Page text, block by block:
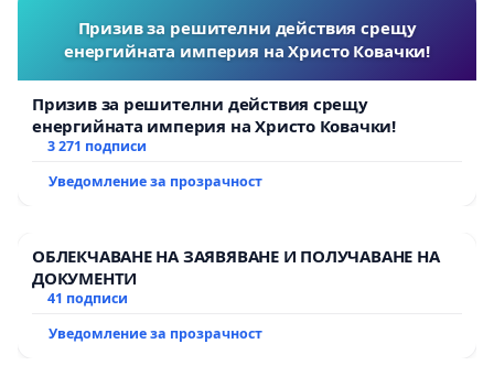
Призив за решителни действия срещу
енергийната империя на Христо Ковачки!
Призив за решителни действия срещу
енергийната империя на Христо Ковачки!
3 271 подписи
Уведомление за прозрачност
ОБЛЕКЧАВАНЕ НА ЗАЯВЯВАНЕ И ПОЛУЧАВАНЕ НА
ДОКУМЕНТИ
41 подписи
Уведомление за прозрачност